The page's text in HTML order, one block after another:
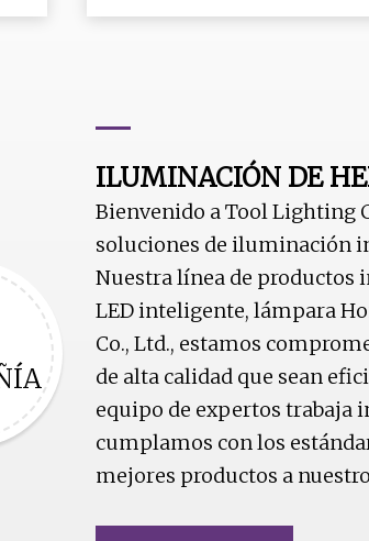
ILUMINACIÓN DE
Bienvenido a Tool Lighting
soluciones de iluminación
Nuestra línea de
LED inteligente, lámpara
Co., Ltd., estamos
de alta calidad que sean
equipo de expertos trabaja
cumplamos con los
mejores productos a